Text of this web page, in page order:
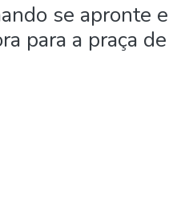
se apronte e
para a praça de